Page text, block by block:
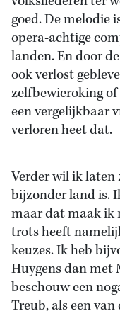
goed. De melodie
opera-achtige
landen. En door
ook verlost
zelfbewieroking
een vergelijkbaar
verloren heet dat.
Verder wil ik laten
bijzonder land is.
maar dat maak ik
trots heeft
keuzes. Ik heb
Huygens dan met
beschouw een
Treub, als een